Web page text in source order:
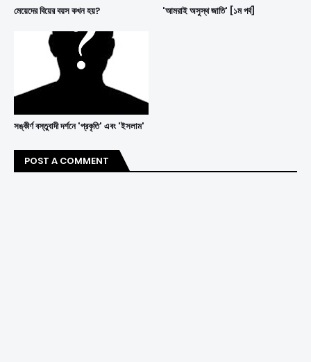
মেয়েদের বিয়ের বয়স কখন হয়? 'আমরাই অসুস্থ জাতি' [১ম পর্ব]
সঙ্কীর্ণ বস্তুবাদী দর্শনে 'প্রকৃতি' এবং 'ইসলাম'
POST A COMMENT